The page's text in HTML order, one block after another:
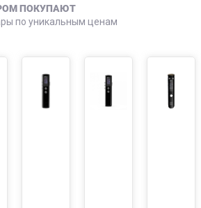
ПОКУПАЮТ
по уникальным ценам